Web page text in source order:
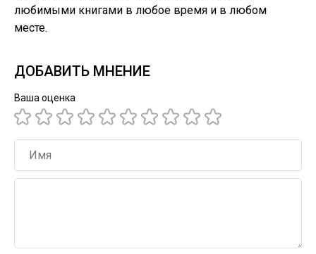
любимыми книгами в любое время и в любом
месте.
ДОБАВИТЬ МНЕНИЕ
Ваша оценка